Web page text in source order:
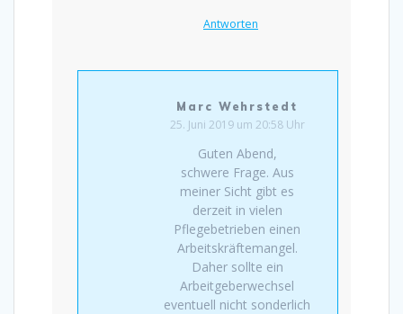
Antworten
Marc Wehrstedt
25. Juni 2019 um 20:58 Uhr
Guten Abend,
schwere Frage. Aus
meiner Sicht gibt es
derzeit in vielen
Pflegebetrieben einen
Arbeitskräftemangel.
Daher sollte ein
Arbeitgeberwechsel
eventuell nicht sonderlich